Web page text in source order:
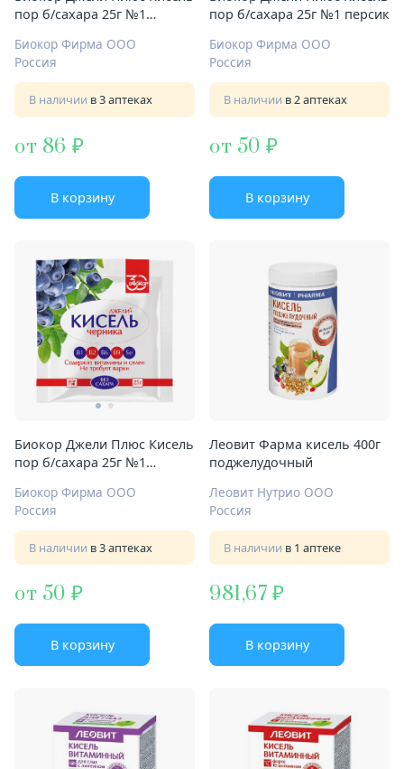
пор б/сахара 25г №1
Биокор Фирма ООО
Россия
В наличии в 3 аптеках
от 86
В корзину
пор б/сахара 25г №1 персик
Биокор Фирма ООО
Россия
В наличии в 2 аптеках
от 50
В корзину
Биокор Джели Плюс Кисель
пор б/сахара 25г №1
Биокор Фирма ООО
Россия
В наличии в 3 аптеках
от 50
В корзину
Леовит Фарма кисель 400г
поджелудочный
Леовит Нутрио ООО
Россия
В наличии в 1 аптеке
981,67
В корзину